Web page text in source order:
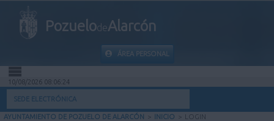
PozuelodeAlarcón
ÁREA PERSONAL
INICIO
10/08/2026 08:06:24
SEDE ELECTRÓNICA
AYUNTAMIENTO DE POZUELO DE ALARCÓN > INICIO > LOGIN